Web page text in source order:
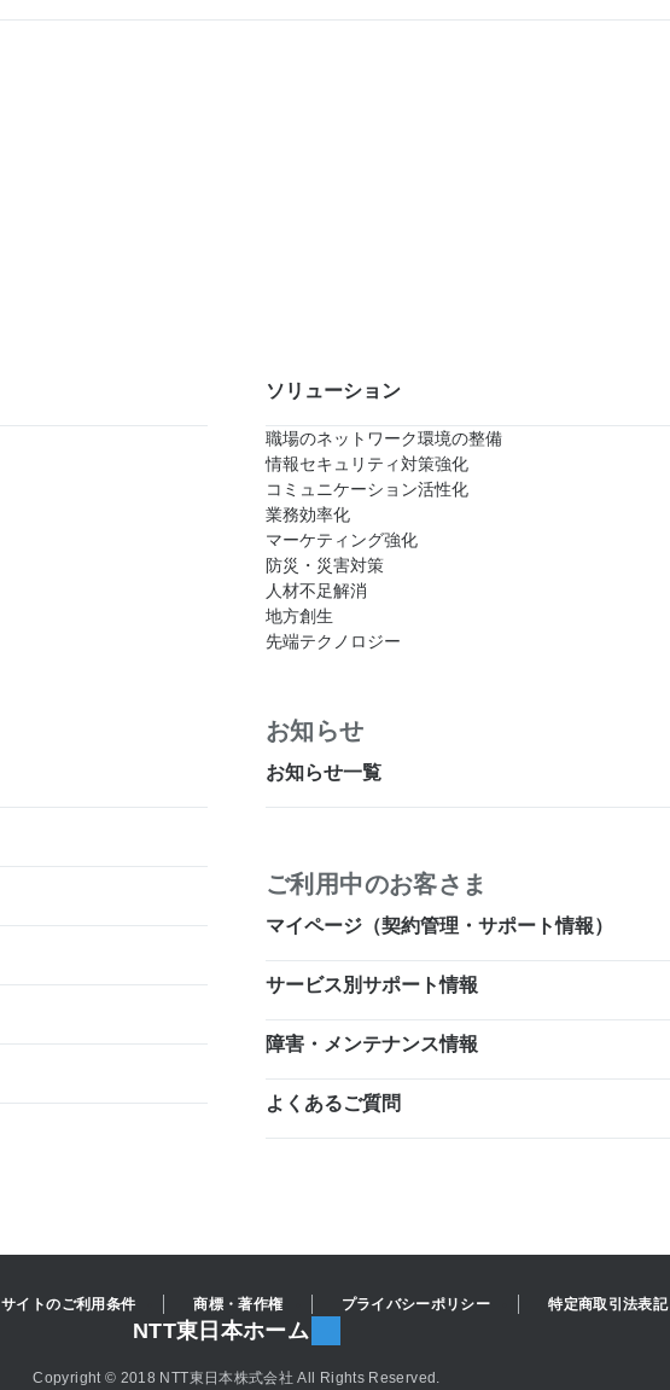
ソリューション
職場のネットワーク環境の整備
情報セキュリティ対策強化
コミュニケーション活性化
業務効率化
マーケティング強化
防災・災害対策
人材不足解消
地方創生
先端テクノロジー
お知らせ
お知らせ一覧
ご利用中のお客さま
マイページ（契約管理・サポート情報）
サービス別サポート情報
障害・メンテナンス情報
よくあるご質問
サイトのご利用条件 商標・著作権 プライバシーポリシー 特定商取引法表記
NTT東日本ホーム
Copyright © 2018 NTT東日本株式会社 All Rights Reserved.